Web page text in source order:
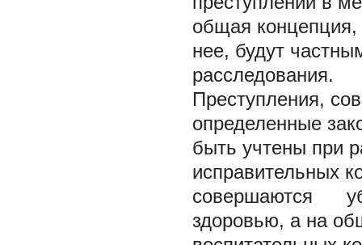
общая
нее, будут
расследования.
Преступления,
определенные
быть учтены при
исправительных
совершаются
здоровью, а на